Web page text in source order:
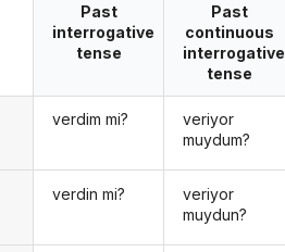
Past
interrogative
tense
verdim mi?
verdin mi?
Past
continuous
interrogative
tense
veriyor
muydum?
veriyor
muydun?